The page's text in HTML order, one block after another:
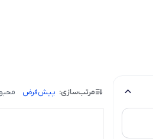
مرتب‌سازی: پیش‌فرض